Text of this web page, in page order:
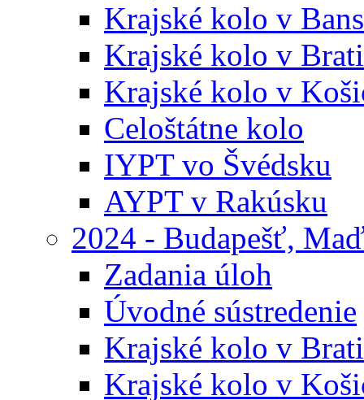
Krajské kolo v
Krajské kolo v
Krajské kolo v
Celoštátne kolo
IYPT vo Švédsku
AYPT v Rakúsku
2024 - Budapešť,
Zadania úloh
Úvodné sústredenie
Krajské kolo v
Krajské kolo v